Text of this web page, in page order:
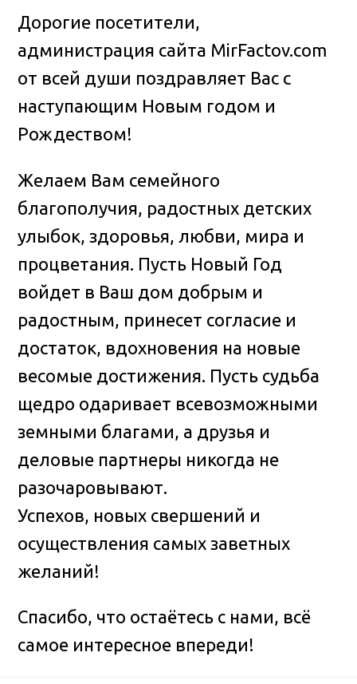
Дорогие посетители,
администрация сайта MirFactov.com
от всей души поздравляет Вас с
наступающим Новым годом и
Рождеством!
Желаем Вам семейного
благополучия, радостных детских
улыбок, здоровья, любви, мира и
процветания. Пусть Новый Год
войдет в Ваш дом добрым и
радостным, принесет согласие и
достаток, вдохновения на новые
весомые достижения. Пусть судьба
щедро одаривает всевозможными
земными благами, а друзья и
деловые партнеры никогда не
разочаровывают.
Успехов, новых свершений и
осуществления самых заветных
желаний!
Спасибо, что остаётесь с нами, всё
самое интересное впереди!